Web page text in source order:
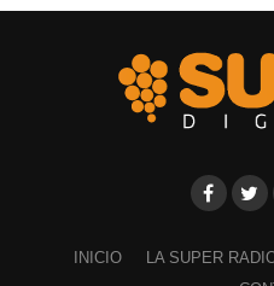
sindicales como las que
Aeronáutico o las acciones
trabajadores del subte».
los comisionados de la
cuestionamientos y
INICIO LA SUPER